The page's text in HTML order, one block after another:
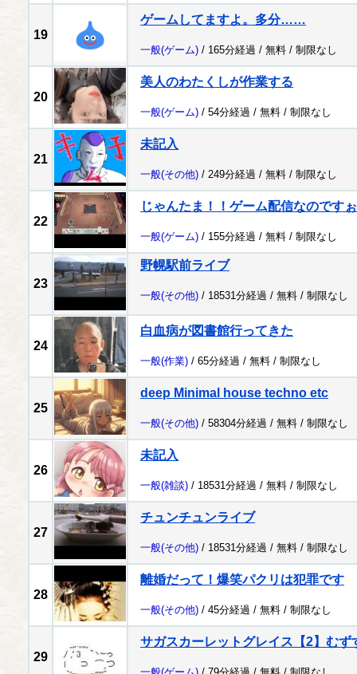
19
ゲームしてますよ。多分……
一般(ゲーム) / 165分経過 / 無料 / 制限なし
20
美人のわたくしが作業する
一般(ゲーム) / 54分経過 / 無料 / 制限なし
21
未記入
一般(その他) / 249分経過 / 無料 / 制限なし
22
じゃんたま！！ゲーム配信なのです
一般(ゲーム) / 155分経過 / 無料 / 制限なし
23
野幌駅前ライブ
一般(その他) / 18531分経過 / 無料 / 制限なし
24
白血病が図書館行ってきた
一般(作業) / 65分経過 / 無料 / 制限なし
25
deep Minimal house techno etc
一般(その他) / 58304分経過 / 無料 / 制限なし
26
未記入
一般(雑談) / 18531分経過 / 無料 / 制限なし
27
チュンチュンライブ
一般(その他) / 18531分経過 / 無料 / 制限なし
28
離婚だって！爆笑パクリは犯罪です
一般(その他) / 45分経過 / 無料 / 制限なし
29
サガスカーレットグレイス【2】むず